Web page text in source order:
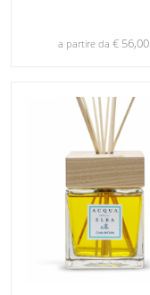
a partire da € 56,00